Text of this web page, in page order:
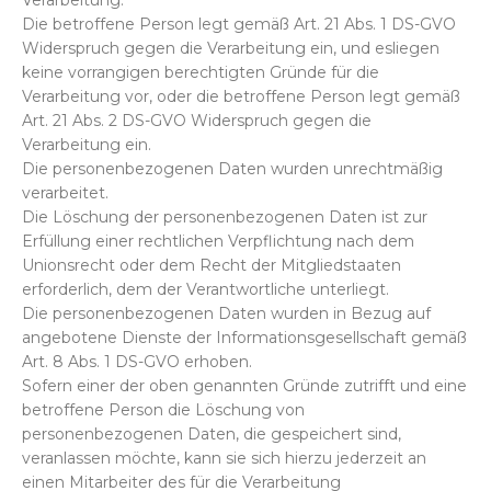
Die betroffene Person legt gemäß Art. 21 Abs. 1 DS-GVO
Widerspruch gegen die Verarbeitung ein, und esliegen
keine vorrangigen berechtigten Gründe für die
Verarbeitung vor, oder die betroffene Person legt gemäß
Art. 21 Abs. 2 DS-GVO Widerspruch gegen die
Verarbeitung ein.
Die personenbezogenen Daten wurden unrechtmäßig
verarbeitet.
Die Löschung der personenbezogenen Daten ist zur
Erfüllung einer rechtlichen Verpflichtung nach dem
Unionsrecht oder dem Recht der Mitgliedstaaten
erforderlich, dem der Verantwortliche unterliegt.
Die personenbezogenen Daten wurden in Bezug auf
angebotene Dienste der Informationsgesellschaft gemäß
Art. 8 Abs. 1 DS-GVO erhoben.
Sofern einer der oben genannten Gründe zutrifft und eine
betroffene Person die Löschung von
personenbezogenen Daten, die gespeichert sind,
veranlassen möchte, kann sie sich hierzu jederzeit an
einen Mitarbeiter des für die Verarbeitung